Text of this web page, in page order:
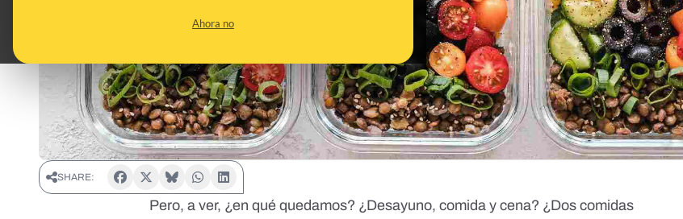
Ahora no
SHARE:
Pero, a ver, ¿en qué quedamos? ¿Desayuno, comida y cena? ¿Dos comidas